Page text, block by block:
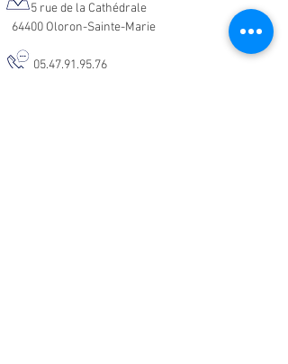
5 rue de la Cathédrale
64400 Oloron-Sainte-Marie
05.47.91.95.76